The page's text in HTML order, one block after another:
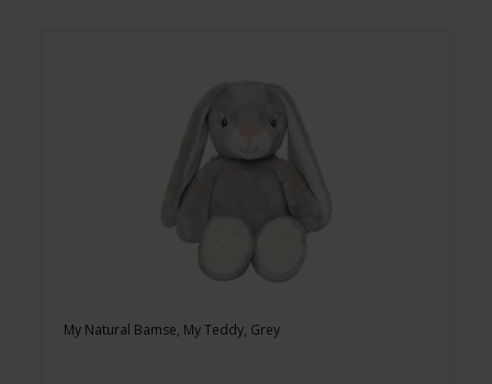
My Natural Bamse, My Teddy, Grey